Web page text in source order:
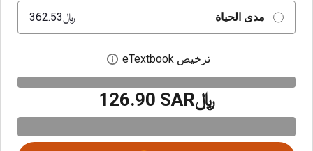
مدى الحياة ﷼‎362.53
ترخيص eTextbook افتح مربع حوار
﷼‎126.90 SAR